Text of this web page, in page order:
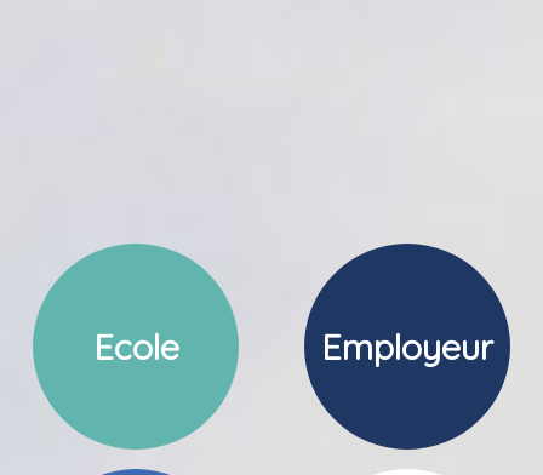
Ecole Employeur